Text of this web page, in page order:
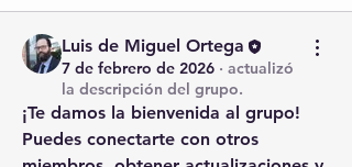
Luis de Miguel Ortega
7 de febrero de 2026 · actualizó
la descripción del grupo.
¡Te damos la bienvenida al grupo!
Puedes conectarte con otros